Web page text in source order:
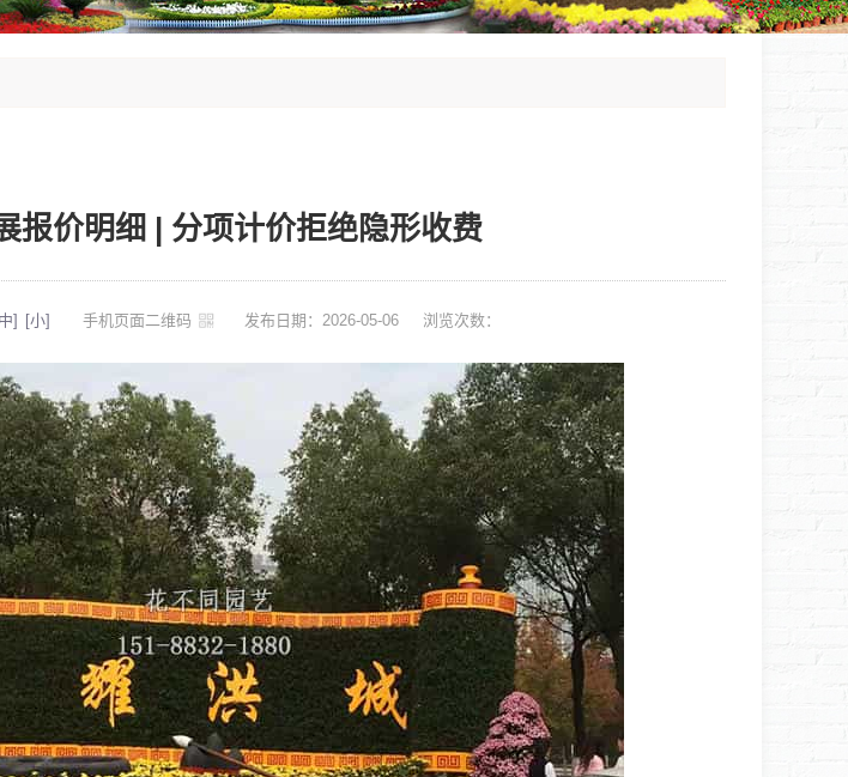
报价明细 | 分项计价拒绝隐形收费
] [小] 手机页面二维码 发布日期：2026-05-06 浏览次数：